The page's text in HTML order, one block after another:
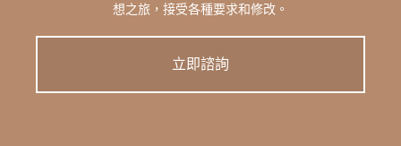
想之旅，接受各種要求和修改。
立即諮詢